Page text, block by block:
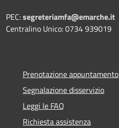
PEC:segreteriamfa@emarche.it
Centralino Unico: 0734 939019
Prenotazione appuntamento
Segnalazione disservizio
Leggi le FAQ
Richiesta assistenza